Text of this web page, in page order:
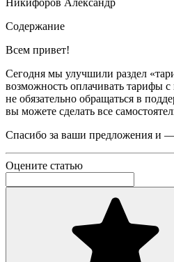
Никифоров Александр
Содержание
Всем привет!
Сегодня мы улучшили раздел
возможность оплачивать тарифы с
не обязательно обращаться в
вы можете сделать все
Спасибо за ваши предложения и
Оцените статью